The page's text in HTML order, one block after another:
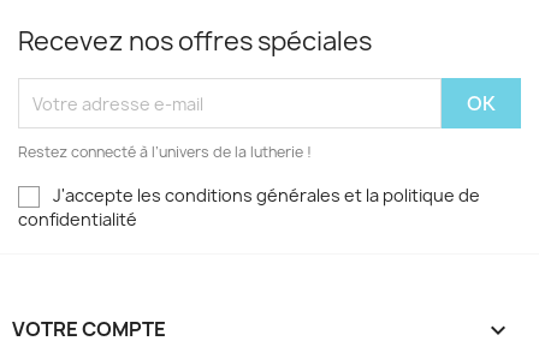
Recevez nos offres spéciales
Restez connecté à l’univers de la lutherie !
J'accepte les conditions générales et la politique de
confidentialité
VOTRE COMPTE 